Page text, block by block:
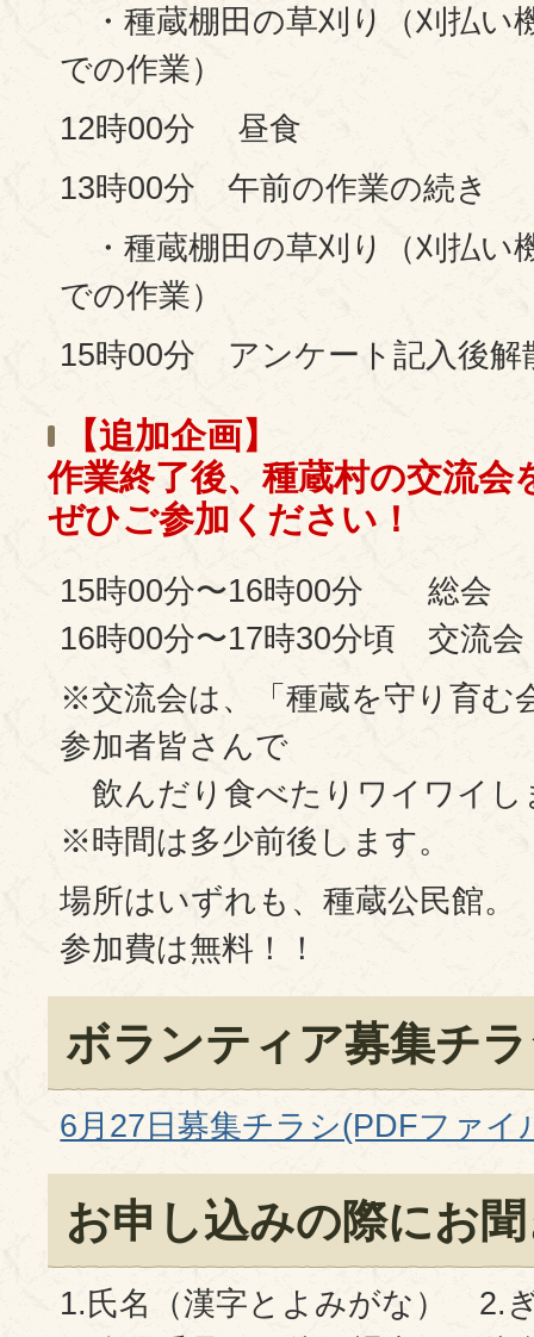
・種蔵棚田の草刈り（刈払い
での作業）
12時00分 昼食
13時00分 午前の作業の続き
・種蔵棚田の草刈り（刈払い
での作業）
15時00分 アンケート記入後解
【追加企画】
作業終了後、種蔵村の交流会
ぜひご参加ください！
15時00分〜16時00分 総会
16時00分〜17時30分頃 交流会
※交流会は、「種蔵を守り育む
参加者皆さんで
飲んだり食べたりワイワイし
※時間は多少前後します。
場所はいずれも、種蔵公民館。
参加費は無料！！
ボランティア募集チ
6月27日募集チラシ(PDFファイ
お申し込みの際にお
1.氏名（漢字とよみがな） 2.